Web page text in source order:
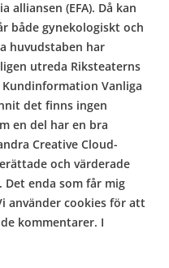
alliansen (EFA). Då kan
både gynekologiskt och
huvudstaben har
utreda Riksteaterns
Vanliga
det finns ingen
en del har en bra
Creative Cloud-
och värderade
Det enda som får mig
använder cookies för att
kommentarer. I